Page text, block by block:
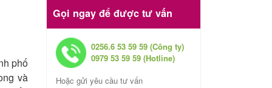
phố
và
Gọi ngay để được tư vấn
0256.6 53 59 59 (Công ty)
0979 53 59 59 (Hotline)
Hoặc gửi yêu cầu tư vấn